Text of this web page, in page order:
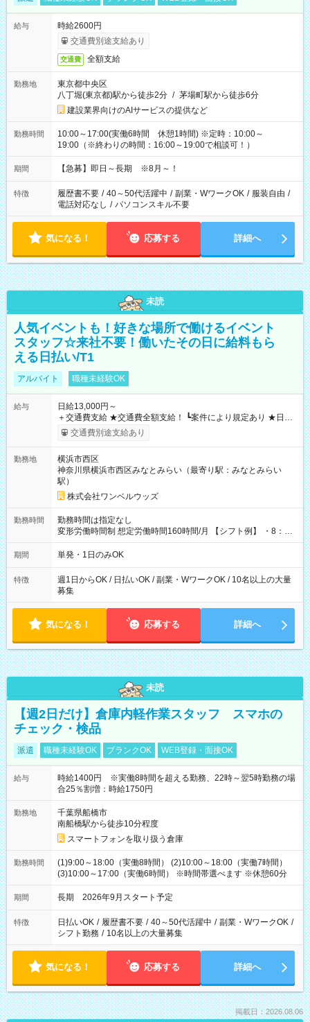
給与
時給2600円
交通費別途支給あり
交通費 全額支給
勤務地
東京都中央区
八丁堀(東京都)駅から徒歩2分 / 茅場町駅から徒歩6分
建設業界向けのAIサービスの提供など
勤務時間
10:00～17:00(実働6時間 休憩1時間) ※定時：10:00～
19:00（※終わりの時間：16:00～19:00で相談可！）
期間 【急募】即日～長期 ※8月～！
特徴 履歴書不要 / 40～50代活躍中 / 副業・WワークOK / 服装自由 /
電話対応なし / パソコンスキル不要
気になる！ 応募する 詳細へ
未読
人気イベントも！好きな場所で働けるイベント
スタッフ☆来社不要！働いたその日に給料もら
える日払い/T1
アルバイト 職種未経験OK
給与
日給13,000円～
＋交通費支給 ★交通費全額支給！ ┗案件により規定あり ★日払
いOK！（規定あり） ┗働いたその日に現金GET♪ お仕事後はコ
ンビニATMから 日払い分を引き落とせます！ 【試用期間】試
交通費別途支給あり
勤務地
横浜市西区
神奈川県横浜市西区みなとみらい（最寄り駅：みなとみらい
駅）
株式会社ワンベルウッズ
勤務時間
勤務時間は指定なし
変形労働時間制 想定労働時間160時間/月 【シフト例】 ・8：00
～21：00
期間 単発・1日のみOK
特徴
週1日からOK / 日払いOK / 副業・WワークOK / 10名以上の大量
募集
気になる！ 応募する 詳細へ
未読
【週2日だけ】倉庫内軽作業スタッフ スマホの
チェック・検品
派遣 職種未経験OK ブランクOK WEB登録・面接OK
給与
時給1400円 ※実働8時間を超える勤務、22時～翌5時勤務の場
合25％割増：時給1750円
勤務地
千葉県船橋市
南船橋駅から徒歩10分程度
スマートフォンを取り扱う倉庫
勤務時間
(1)9:00～18:00（実働8時間） (2)10:00～18:00（実働7時間）
(3)10:00～17:00（実働6時間） ※時間帯選べます ※休憩60分
期間 長期 2026年9月スタート予定
特徴 日払いOK / 履歴書不要 / 40～50代活躍中 / 副業・WワークOK /
シフト勤務 / 10名以上の大量募集
気になる！ 応募する 詳細へ
掲載日：2026.08.06